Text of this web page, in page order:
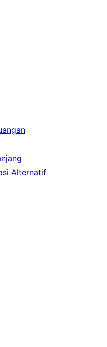
Alternatif